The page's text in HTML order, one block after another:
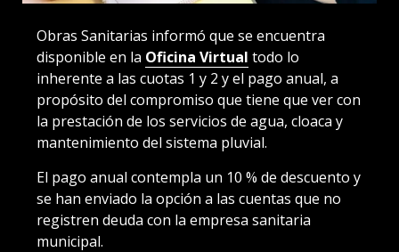
Obras Sanitarias informó que se encuentra
disponible en la Oficina Virtual todo lo
inherente a las cuotas 1 y 2 y el pago anual, a
propósito del compromiso que tiene que ver con
la prestación de los servicios de agua, cloaca y
mantenimiento del sistema pluvial.
El pago anual contempla un 10 % de descuento y
se han enviado la opción a las cuentas que no
registren deuda con la empresa sanitaria
municipal.